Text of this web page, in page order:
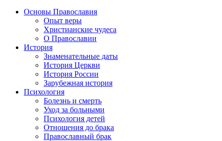
Основы Православия
Опыт веры
Христианские чудеса
О Православии
История
Знаменательные даты
История Церкви
История России
Зарубежная история
Психология
Болезнь и смерть
Уход за больными
Психология детей
Отношения до брака
Православный брак